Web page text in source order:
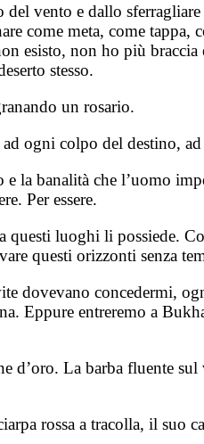
vento e dallo sferragliare
come meta, come tappa,
esisto, non ho più
stesso.
un rosario.
ogni colpo del destino,
la banalità che l’uomo
Per essere.
luoghi li possiede.
questi orizzonti senza
dovevano concedermi,
Eppure entreremo a
d’oro. La barba fluente
rossa a tracolla, il suo